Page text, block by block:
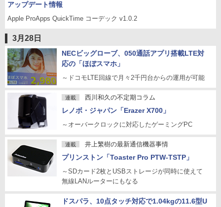
アップデート情報
Apple ProApps QuickTime コーデック v1.0.2
3月28日
NECビッグローブ、050通話アプリ搭載LTE対
応の「ほぼスマホ」
～ドコモLTE回線で月々2千円台からの運用が可能
連載 西川和久の不定期コラム
レノボ・ジャパン「Erazer X700」
～オーバークロックに対応したゲーミングPC
連載 井上繁樹の最新通信機器事情
プリンストン「Toaster Pro PTW-TSTP」
～SDカード2枚とUSBストレージが同時に使えて
無線LANルーターにもなる
ドスパラ、10点タッチ対応で1.04kgの11.6型U